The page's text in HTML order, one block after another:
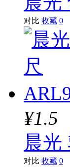
对比 收藏 0
¥1.5
晨光
对比 收藏 0